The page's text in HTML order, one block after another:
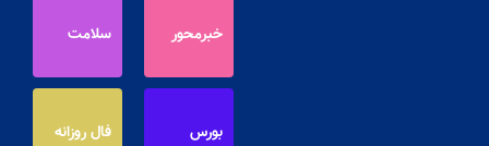
خبرمحور سلامت
بورس فال روزانه